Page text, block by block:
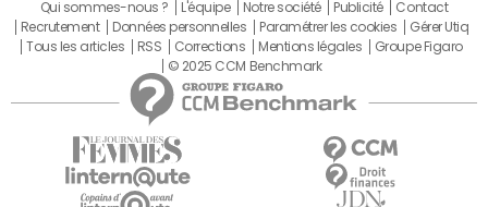
Qui sommes-nous ? L'équipe Notre société Publicité
Contact
Recrutement
Données personnelles Paramétrer les cookies
Gérer Utiq
Tous les articles
RSS Corrections Mentions légales
Groupe Figaro
© 2025 CCM Benchmark